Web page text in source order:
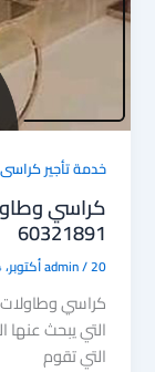
خدمة تأجير
كراسي
60321891
admin/20 أكتوبر، 2024
كراسي
التي يبحث عنها
التي تقوم